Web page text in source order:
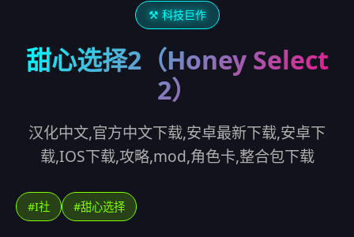
⚒️ 科技巨作
甜心选择2（Honey Select
2）
汉化中文,官方中文下载,安卓最新下载,安卓下
载,IOS下载,攻略,mod,角色卡,整合包下载
#I社 #甜心选择